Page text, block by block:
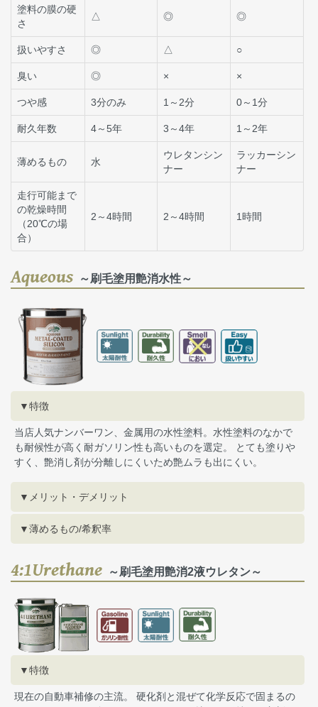
塗料の膜の硬
さ
△ ◎ ◎
扱いやすさ ◎ △ ○
臭い ◎ × ×
つや感 3分のみ 1～2分 0～1分
耐久年数 4～5年 3～4年 1～2年
薄めるもの 水
ウレタンシン
ナー
ラッカーシン
ナー
走行可能まで
の乾燥時間
（20℃の場
合）
2～4時間 2～4時間 1時間
Aqueous ～刷毛塗用艶消水性～
▼特徴
当店人気ナンバーワン、金属用の水性塗料。水性塗料のなかで
も耐候性が高く耐ガソリン性も高いものを選定。 とても塗りや
すく、艶消し剤が分離しにくいため艶ムラも出にくい。
▼メリット・デメリット
▼薄めるもの/希釈率
4:1Urethane ～刷毛塗用艶消2液ウレタン～
▼特徴
現在の自動車補修の主流。 硬化剤と混ぜて化学反応で固まるの